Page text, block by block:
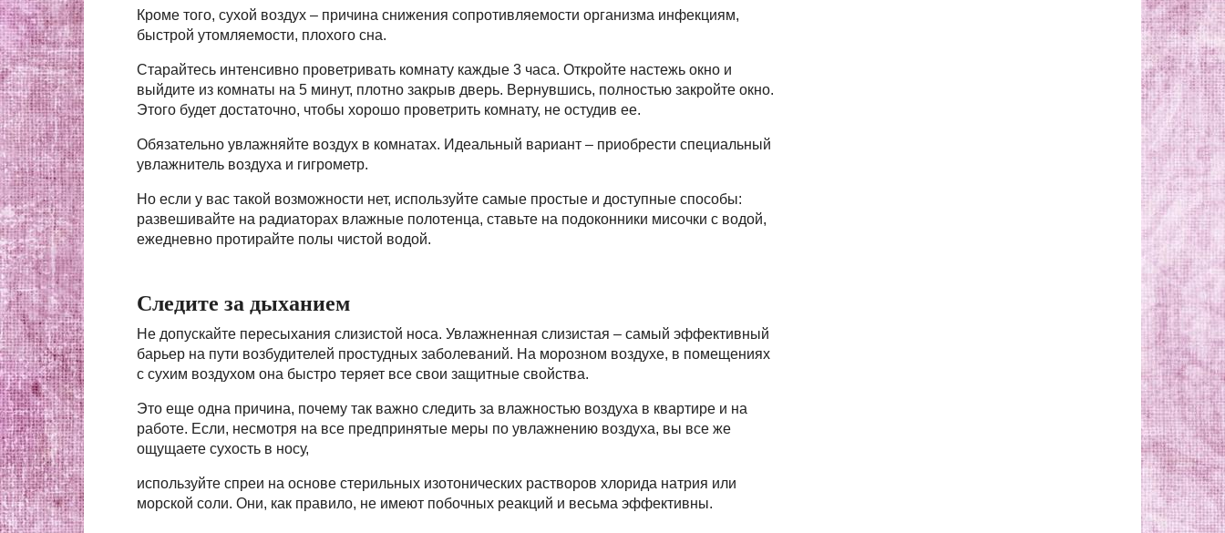
Кроме того, сухой воздух – причина снижения сопротивляемости организма инфекциям,
быстрой утомляемости, плохого сна.
Старайтесь интенсивно проветривать комнату каждые 3 часа. Откройте настежь окно и
выйдите из комнаты на 5 минут, плотно закрыв дверь. Вернувшись, полностью закройте окно.
Этого будет достаточно, чтобы хорошо проветрить комнату, не остудив ее.
Обязательно увлажняйте воздух в комнатах. Идеальный вариант – приобрести специальный
увлажнитель воздуха и гигрометр.
Но если у вас такой возможности нет, используйте самые простые и доступные способы:
развешивайте на радиаторах влажные полотенца, ставьте на подоконники мисочки с водой,
ежедневно протирайте полы чистой водой.
Следите за дыханием
Не допускайте пересыхания слизистой носа. Увлажненная слизистая – самый эффективный
барьер на пути возбудителей простудных заболеваний. На морозном воздухе, в помещениях
с сухим воздухом она быстро теряет все свои защитные свойства.
Это еще одна причина, почему так важно следить за влажностью воздуха в квартире и на
работе. Если, несмотря на все предпринятые меры по увлажнению воздуха, вы все же
ощущаете сухость в носу,
используйте спреи на основе стерильных изотонических растворов хлорида натрия или
морской соли. Они, как правило, не имеют побочных реакций и весьма эффективны.